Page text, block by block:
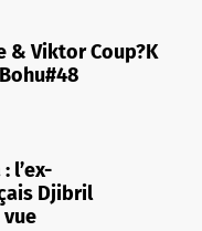
& Viktor Coup?K
l’ex-
Djibril
vue